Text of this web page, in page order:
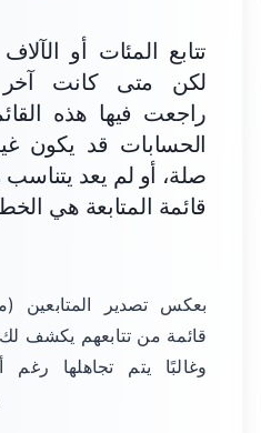
تتابع المئات أو
راجعت فيها هذه
الحسابات قد يكون
صلة، أو لم يعد يتناسب
قائمة المتابعة هي
بعكس تصدير المتابعين
قائمة من تتابعهم يكشف
وغالبًا يتم تجاهلها